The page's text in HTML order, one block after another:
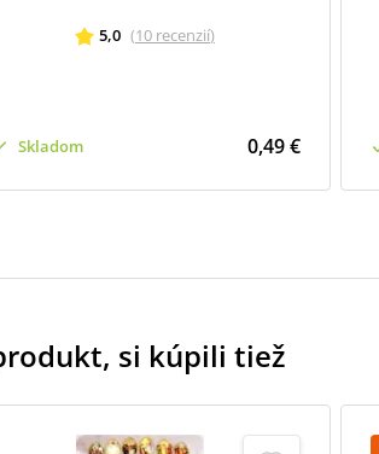
5,0 (10 recenzií)
Skladom 0,49 €
si kúpili tiež